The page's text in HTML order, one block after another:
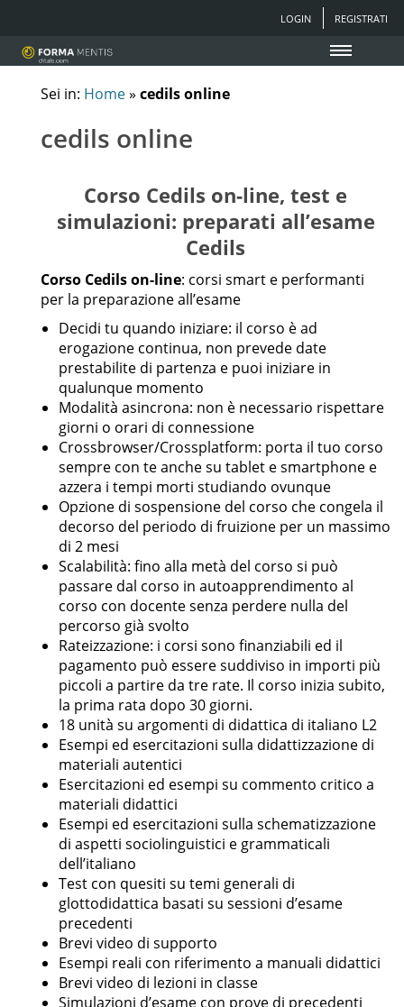
LOGIN REGISTRATI
Sei in: Home» cedils online
cedils online
Corso Cedils on-line, test e
simulazioni: preparati all’esame
Cedils
Corso Cedils on-line: corsi smart e performanti
per la preparazione all’esame
Decidi tu quando iniziare: il corso è ad
erogazione continua, non prevede date
prestabilite di partenza e puoi iniziare in
qualunque momento
Modalità asincrona: non è necessario rispettare
giorni o orari di connessione
Crossbrowser/Crossplatform: porta il tuo corso
sempre con te anche su tablet e smartphone e
azzera i tempi morti studiando ovunque
Opzione di sospensione del corso che congela il
decorso del periodo di fruizione per un massimo
di 2 mesi
Scalabilità: fino alla metà del corso si può
passare dal corso in autoapprendimento al
corso con docente senza perdere nulla del
percorso già svolto
Rateizzazione: i corsi sono finanziabili ed il
pagamento può essere suddiviso in importi più
piccoli a partire da tre rate. Il corso inizia subito,
la prima rata dopo 30 giorni.
18 unità su argomenti di didattica di italiano L2
Esempi ed esercitazioni sulla didattizzazione di
materiali autentici
Esercitazioni ed esempi su commento critico a
materiali didattici
Esempi ed esercitazioni sulla schematizzazione
di aspetti sociolinguistici e grammaticali
dell’italiano
Test con quesiti su temi generali di
glottodidattica basati su sessioni d’esame
precedenti
Brevi video di supporto
Esempi reali con riferimento a manuali didattici
Brevi video di lezioni in classe
Simulazioni d’esame con prove di precedenti